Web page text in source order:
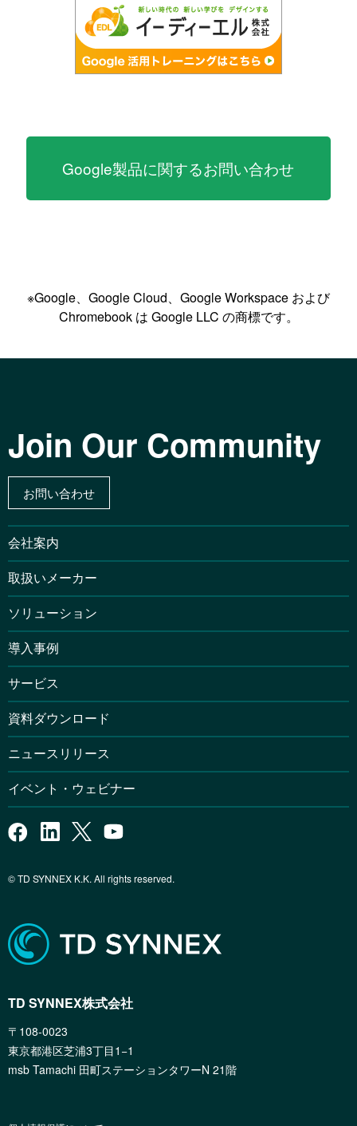
Google製品に関するお問い合わせ
※Google、Google Cloud、Google Workspace および
Chromebook は Google LLC の商標です。
Join Our Community
お問い合わせ
会社案内
取扱いメーカー
ソリューション
導入事例
サービス
資料ダウンロード
ニュースリリース
イベント・ウェビナー
© TD SYNNEX K.K. All rights reserved.
TD SYNNEX株式会社
〒108-0023
東京都港区芝浦3丁目1−1
msb Tamachi 田町ステーションタワーN 21階